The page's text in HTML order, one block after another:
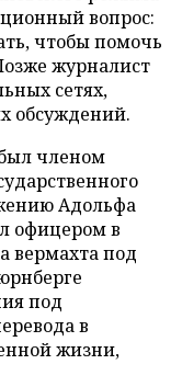
вопрос:
чтобы помочь
журналист
сетях,
обсуждений.
членом
Адольфа
офицером в
вермахта под
под
в
жизни,